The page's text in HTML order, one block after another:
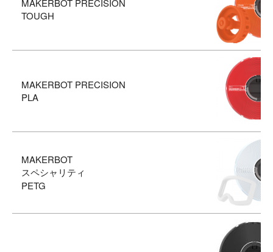
TOUGH
MAKERBOT PRECISION
PLA
MAKERBOT
スペシャリティ
PETG